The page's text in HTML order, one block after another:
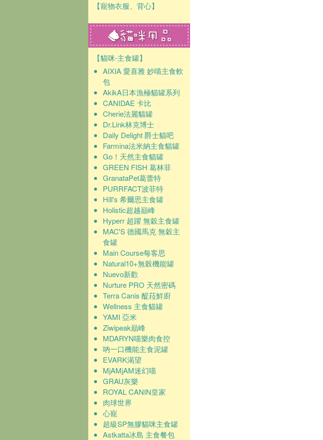
【寵物衣服、背心】
【貓咪-主食罐】
AIXIA 愛喜雅 妙喵主食軟
包
AkikA日本漁極貓罐系列
CANIDAE 卡比
Cherie法麗貓罐
Dr.Link林克博士
Daily Delight 爵士貓吧
Farmina法米納主食貓罐
Go！天然主食貓罐
GREEN FISH 葛林菲
GranataPet葛蕾特
PURRFACT波菲特
Hill's 希爾思主食罐
Holistic超越巔峰
Hyperr 超躍 無穀主食罐
MAC'S 德國馬克 無穀主
食罐
Main Course每客思
Natural10+無榖機能罐
Nuevo新歡
Nurture PRO 天然密碼
Terra Canis 醍菈鮮廚
Wellness 主食貓罐
YAMI 亞米
Ziwipeak巔峰
MDARYN喵樂肉食控
吶一口機能主食泥罐
EVARK渴望
MjAMjAM迷幻喵
GRAU灰樂
ROYAL CANIN皇家
肉球世界
心寵
超級SP無膠貓咪主食罐
Astkatta冰島 主食餐包